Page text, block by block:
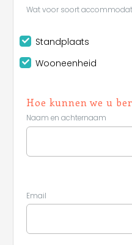
Wat voor soort
Standplaats
Wooneenheid
Hoe kunnen we u
Naam en achternaam
Email